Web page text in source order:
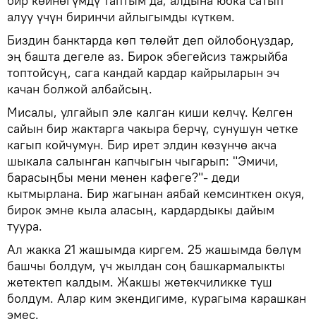
алуу үчүн биринчи айлыгымды күткөм.
Биздин банктарда көп төлөйт деп ойлобоңуздар,
эң башта дегеле аз. Бирок эбегейсиз тажрыйба
топтойсуң, сага кандай кардар кайрыларын эч
качан болжой албайсың.
Мисалы, улгайып эле калган киши келчү. Келген
сайын бир жактарга чакыра берчү, сунушун четке
кагып койчумун. Бир ирет элдин көзүнчө акча
шыкала салынган капчыгын чыгарып: "Эмичи,
барасыңбы мени менен кафеге?"- деди
кытмырлана. Бир жагынан аябай кемсинткен окуя,
бирок эмне кыла аласың, кардардыкы дайым
туура.
Ал жакка 21 жашымда киргем. 25 жашымда бөлүм
башчы болдум, үч жылдан соң башкармалыкты
жетектеп калдым. Жакшы жетекчиликке туш
болдум. Алар ким экендигиме, курагыма карашкан
эмес.